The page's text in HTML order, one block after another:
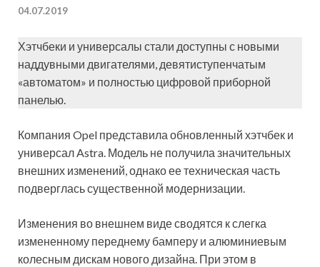
04.07.2019
Хэтчбеки и универсалы стали доступны с новыми
наддувными двигателями, девятиступенчатым
«автоматом» и полностью цифровой приборной
панелью.
Компания Opel представила обновленный хэтчбек и
универсал Astra. Модель не получила значительных
внешних изменений, однако ее техническая часть
подверглась существенной модернизации.
Изменения во внешнем виде сводятся к слегка
измененному переднему бамперу и алюминиевым
колесным дискам нового дизайна. При этом в